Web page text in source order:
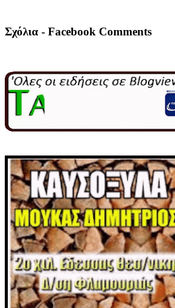
Σχόλια - Facebook Comments